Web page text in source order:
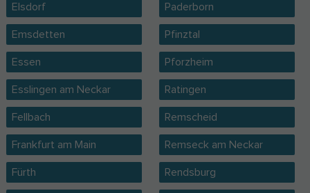
Elsdorf
Emsdetten
Essen
Esslingen am Neckar
Fellbach
Frankfurt am Main
Fürth
Paderborn
Pfinztal
Pforzheim
Ratingen
Remscheid
Remseck am Neckar
Rendsburg